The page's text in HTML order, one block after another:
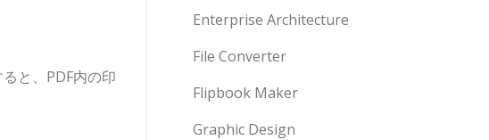
と、PDF内の印
Enterprise Architecture
File Converter
Flipbook Maker
Graphic Design